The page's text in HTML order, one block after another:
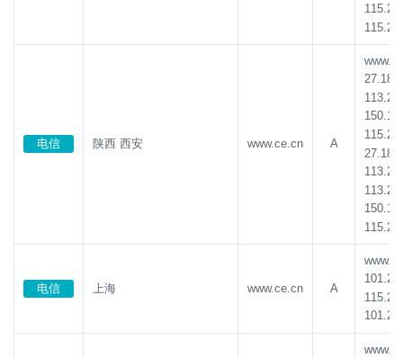
电信 陕西 西安 www.ce.cn A
电信 上海 www.ce.cn A